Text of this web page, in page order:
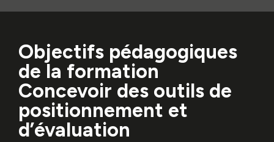
Objectifs pédagogiques
de la formation
Concevoir des outils de
positionnement et
d’évaluation